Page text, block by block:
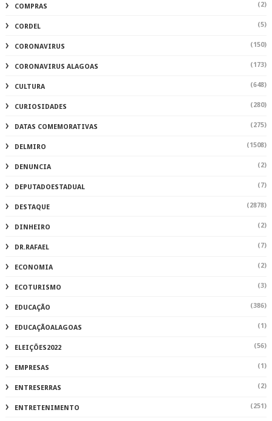
COMPRAS (2)
CORDEL (5)
CORONAVIRUS (150)
CORONAVIRUS ALAGOAS (173)
CULTURA (648)
CURIOSIDADES (280)
DATAS COMEMORATIVAS (275)
DELMIRO (1508)
DENUNCIA (2)
DEPUTADOESTADUAL (7)
DESTAQUE (2878)
DINHEIRO (2)
DR.RAFAEL (7)
ECONOMIA (2)
ECOTURISMO (3)
EDUCAÇÃO (386)
EDUCAÇÃOALAGOAS (1)
ELEIÇÕES2022 (56)
EMPRESAS (1)
ENTRESERRAS (2)
ENTRETENIMENTO (251)